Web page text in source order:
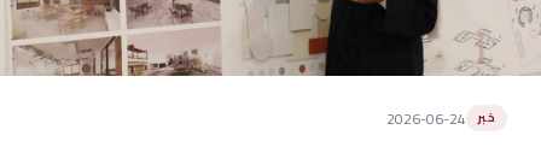
خبر 2026-06-24